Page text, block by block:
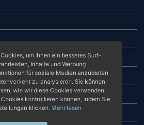
um Ihnen ein besseres Surf-
Inhalte und Werbung
für soziale Medien anzubieten
zu analysieren. Sie können
wie wir diese Cookies verwenden
kontrollieren können, indem Sie
klicken. Mehr lesen